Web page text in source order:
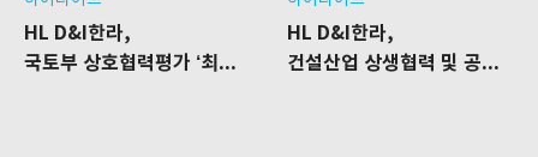
HL D&I한라,
국토부 상호협력평가 ‘최우수’ 등급 획득
HL D&I한라,
건설산업 상생협력 및 공정거래 협약 체결식 참석